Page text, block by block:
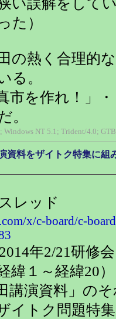
解をしてい
た）
の熱く合理的
る。
市を作れ！」
。
NT 5.1; Trident/4.0;
資料をザイトク特集に組
レッド
x/c-board/c-
年2/21研修
緯１～経緯20
講演資料」の
イトク問題特